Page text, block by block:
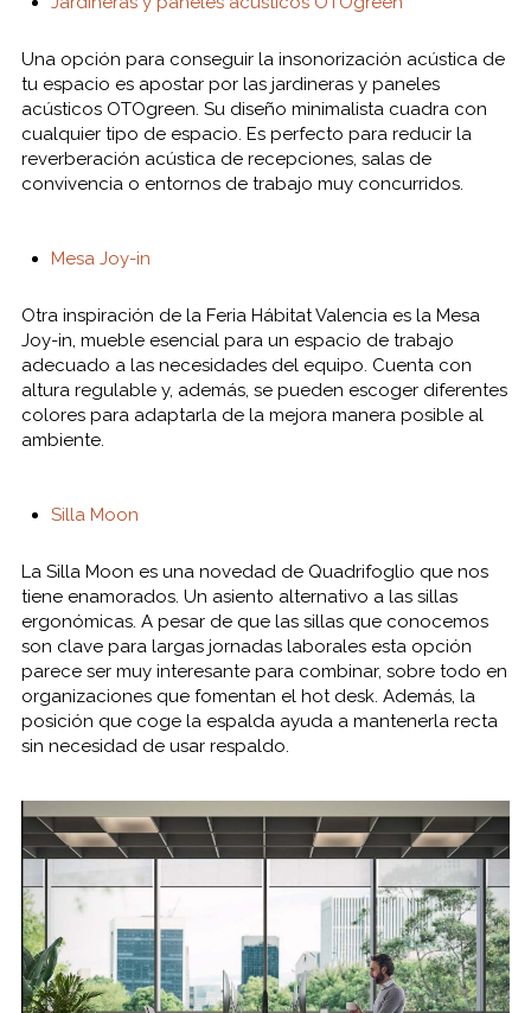
Una opción para conseguir la insonorización acústica de
tu espacio es apostar por las jardineras y paneles
acústicos OTOgreen. Su diseño minimalista cuadra con
cualquier tipo de espacio. Es perfecto para reducir la
reverberación acústica de recepciones, salas de
convivencia o entornos de trabajo muy concurridos.
Mesa Joy-in
Otra inspiración de la Feria Hábitat Valencia es la Mesa
Joy-in, mueble esencial para un espacio de trabajo
adecuado a las necesidades del equipo. Cuenta con
altura regulable y, además, se pueden escoger diferentes
colores para adaptarla de la mejora manera posible al
ambiente.
Silla Moon
La Silla Moon es una novedad de Quadrifoglio que nos
tiene enamorados. Un asiento alternativo a las sillas
ergonómicas. A pesar de que las sillas que conocemos
son clave para largas jornadas laborales esta opción
parece ser muy interesante para combinar, sobre todo en
organizaciones que fomentan el hot desk. Además, la
posición que coge la espalda ayuda a mantenerla recta
sin necesidad de usar respaldo.